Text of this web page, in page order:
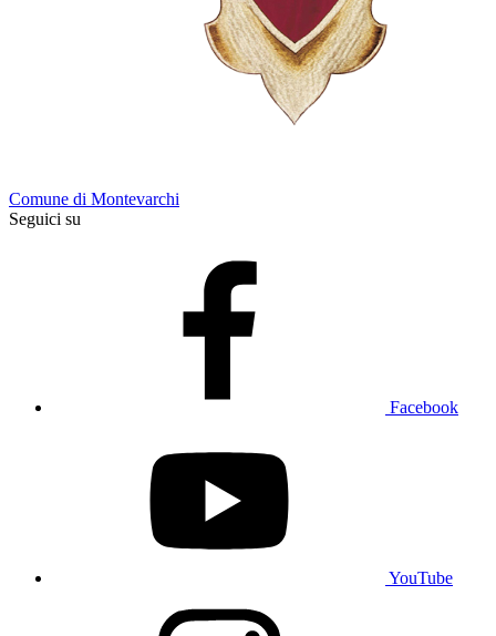
Comune di Montevarchi
Seguici su
Facebook
YouTube